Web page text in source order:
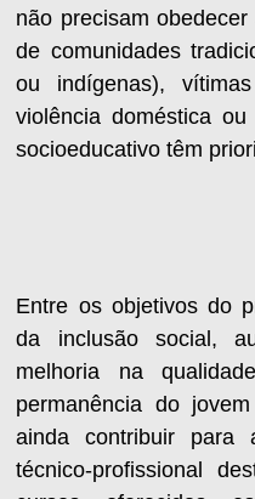
não precisam
de comunidades
ou indígenas),
violência doméstica
socioeducativo têm
Entre os objetivos do
da inclusão social,
melhoria na
permanência do
ainda contribuir para
técnico-profissional